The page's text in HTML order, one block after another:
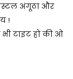
अंगूठा और
!
टाइट हो की ओ